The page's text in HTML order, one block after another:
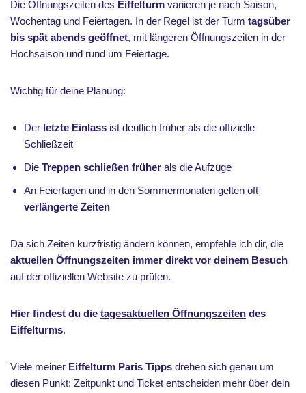
Die Öffnungszeiten des Eiffelturm variieren je nach Saison,
Wochentag und Feiertagen. In der Regel ist der Turm tagsüber
bis spät abends geöffnet, mit längeren Öffnungszeiten in der
Hochsaison und rund um Feiertage.
Wichtig für deine Planung:
Der letzte Einlass ist deutlich früher als die offizielle
Schließzeit
Die Treppen schließen früher als die Aufzüge
An Feiertagen und in den Sommermonaten gelten oft
verlängerte Zeiten
Da sich Zeiten kurzfristig ändern können, empfehle ich dir, die
aktuellen Öffnungszeiten immer direkt vor deinem Besuch
auf der offiziellen Website zu prüfen.
Hier findest du die tagesaktuellen Öffnungszeiten des
Eiffelturms.
Viele meiner Eiffelturm Paris Tipps drehen sich genau um
diesen Punkt: Zeitpunkt und Ticket entscheiden mehr über dein